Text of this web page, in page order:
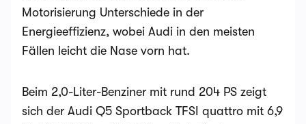
Motorisierung Unterschiede in der
Energieeffizienz, wobei Audi in den meisten
Fällen leicht die Nase vorn hat.
Beim 2,0-Liter-Benziner mit rund 204 PS zeigt
sich der Audi Q5 Sportback TFSI quattro mit 6,9